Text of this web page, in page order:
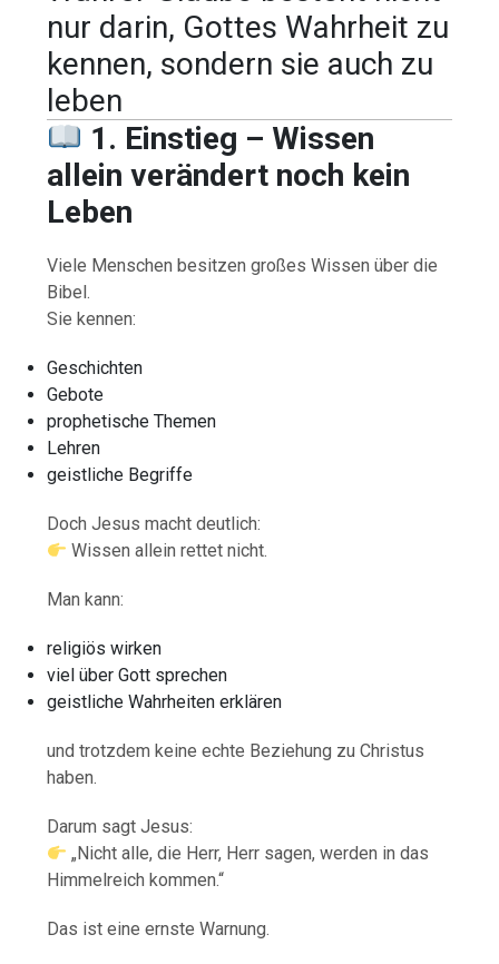
nur darin, Gottes Wahrheit zu
kennen, sondern sie auch zu
leben
1. Einstieg – Wissen
allein verändert noch kein
Leben
Viele Menschen besitzen großes Wissen über die
Bibel.
Sie kennen:
Geschichten
Gebote
prophetische Themen
Lehren
geistliche Begriffe
Doch Jesus macht deutlich:
Wissen allein rettet nicht.
Man kann:
religiös wirken
viel über Gott sprechen
geistliche Wahrheiten erklären
und trotzdem keine echte Beziehung zu Christus
haben.
Darum sagt Jesus:
„Nicht alle, die Herr, Herr sagen, werden in das
Himmelreich kommen.“
Das ist eine ernste Warnung.